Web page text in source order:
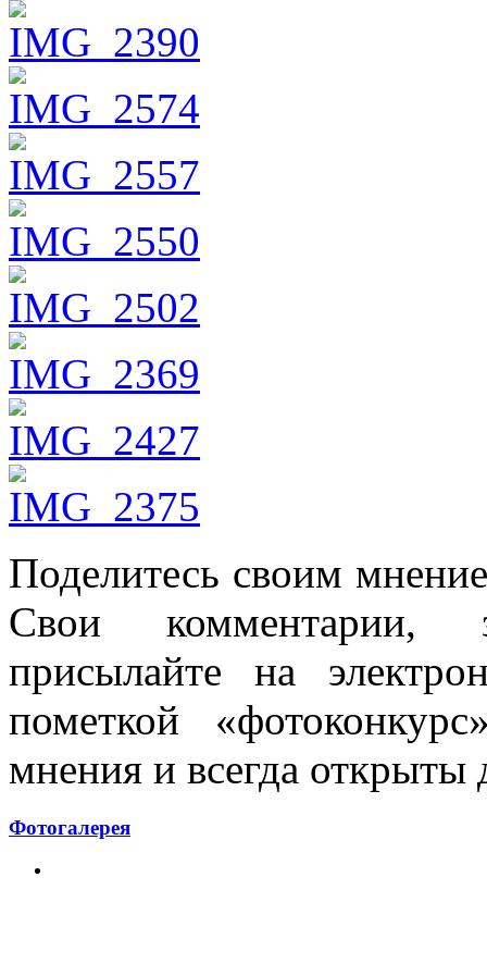
Поделитесь своим
Свои комментарии,
присылайте на
пометкой
мнения и всегда открыты
Фотогалерея